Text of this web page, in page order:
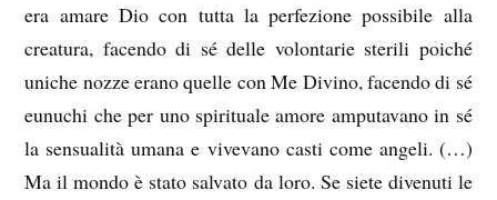
era amare Dio con tutta la perfezione possibile alla
creatura, facendo di sé delle volontarie sterili poiché
uniche nozze erano quelle con Me Divino, facendo di sé
eunuchi che per uno spirituale amore amputavano in sé
la sensualità umana e vivevano casti come angeli. (…)
Ma il mondo è stato salvato da loro. Se siete divenuti le